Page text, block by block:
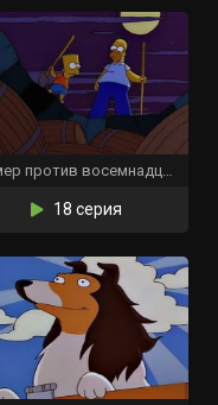
Гомер против восемнадцатой поправки
18 серия